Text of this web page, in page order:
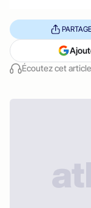
Écoutez cet article